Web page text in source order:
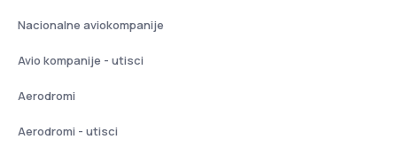
Nacionalne aviokompanije
Avio kompanije - utisci
Aerodromi
Aerodromi - utisci